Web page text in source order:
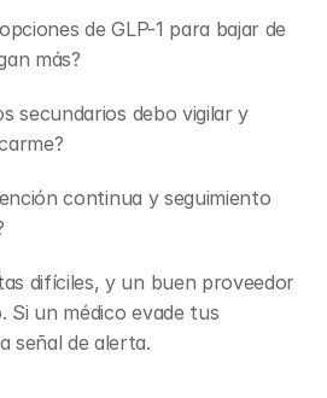
opciones de GLP-1 para bajar de
más?
secundarios debo vigilar y
atención continua y seguimiento
difíciles, y un buen proveedor
Si un médico evade tus
señal de alerta.